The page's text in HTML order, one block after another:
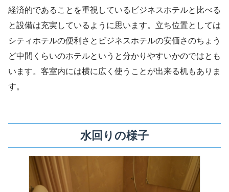
経済的であることを重視しているビジネスホテルと比べる
と設備は充実しているように思います。立ち位置としては
シティホテルの便利さとビジネスホテルの安価さのちょう
ど中間くらいのホテルというと分かりやすいかのではとも
います。客室内には横に広く使うことが出来る机もありま
す。
水回りの様子